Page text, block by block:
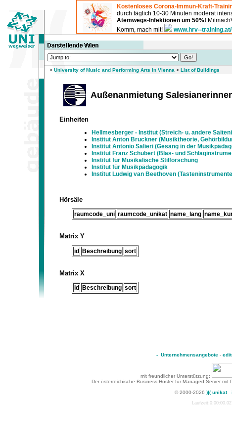
Kostenloses Corona-Immun-Kraft-
durch täglich 10-30 Minuten moderat
Atemwegs-Infektionen um 50%!
Komm, mach mit!
www.hrv--
> University of Music and Performing Arts in Vienna > List of Buildings
Außenanmietung
Einheiten
Hellmesberger - Institut (Streich- u. andere
Institut Anton Bruckner (Musiktheorie,
Institut Antonio Salieri (Gesang in der
Institut Franz Schubert (Blas- und
Institut für Musikalische Stilforschung
Institut für Musikpädagogik
Institut Ludwig van Beethoven
Hörsäle
raumcode_uni raumcode_unikat name_lang
Matrix Y
id Beschreibung sort
Matrix X
id Beschreibung sort
- Unternehmensangebote -
mit freundlicher Unterstützung:
Der österreichische Business Hoster für Managed Server mit
© 2000-2026 )|( unikat